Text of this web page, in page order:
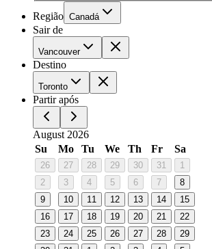
Região Canadá
Sair de
Vancouver
Destino
Toronto
Partir após
August 2026
Su
Mo Tu We Th Fr Sa
26 27 28 29 30 31
1
2
3 4 5 6 7
8
9
10 11 12 13 14
15
16
17 18 19 20 21
22
23
24 25 26 27 28
29